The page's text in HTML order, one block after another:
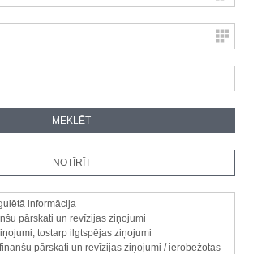
informācija
pārskati un revīzijas ziņojumi
tostarp ilgtspējas ziņojumi
pārskati un revīzijas ziņojumi / ierobežotas